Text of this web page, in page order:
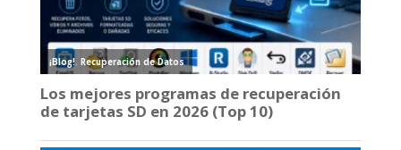
¡Blog!, Recuperación de Datos
Los mejores programas de recuperación
de tarjetas SD en 2026 (Top 10)